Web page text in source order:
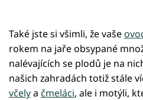
Také jste si všimli, že vaše
rokem na jaře obsypané
nalévajících se plodů je na
našich zahradách totiž stále
včelya čmeláci, ale i motýli,